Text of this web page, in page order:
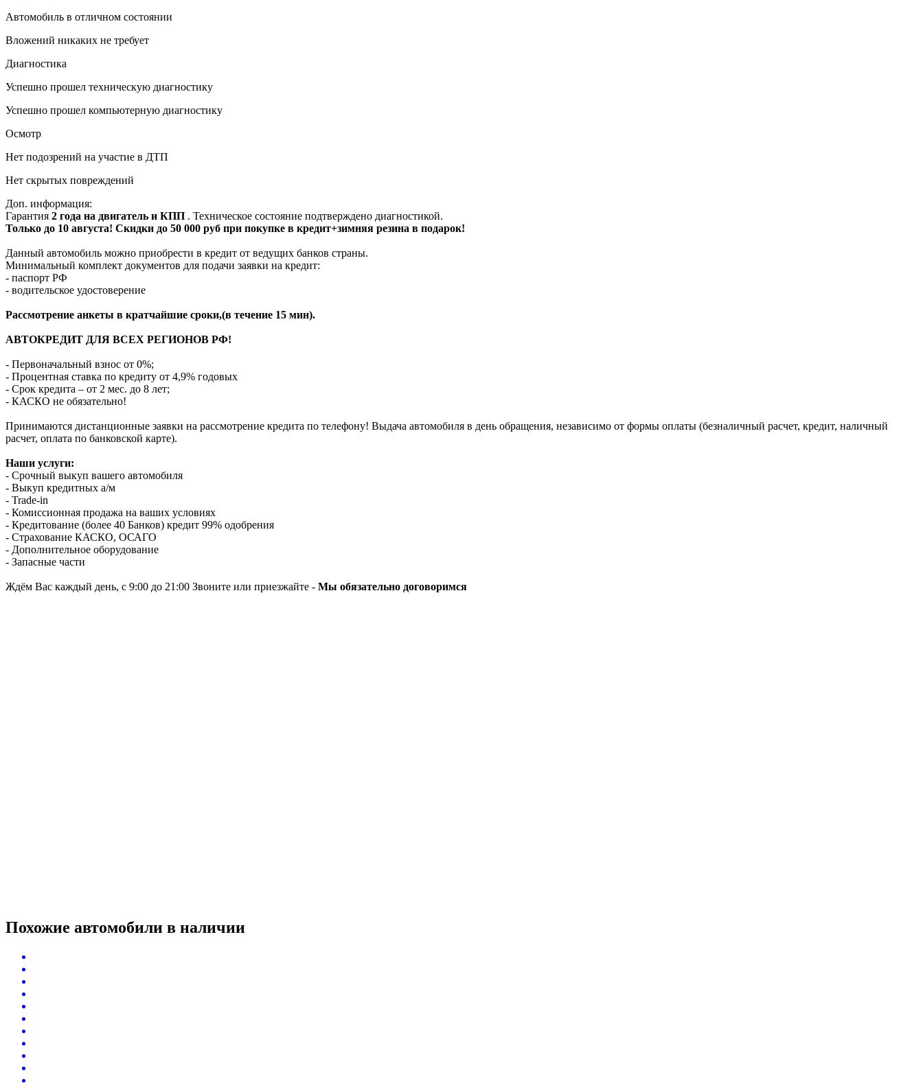
Автомобиль в отличном состоянии
Вложений никаких не требует
Диагностика
Успешно прошел техническую диагностику
Успешно прошел компьютерную диагностику
Осмотр
Нет подозрений на участие в ДТП
Нет скрытых повреждений
Доп. информация:
Гарантия 2 года на двигатель и КПП . Техническое состояние подтверждено диагностикой.
Только до 10 августа! Скидки до 50 000 руб при покупке в кредит+зимняя резина в подарок!
Данный автомобиль можно приобрести в кредит от ведущих банков страны.
Минимальный комплект документов для подачи заявки на кредит:
- паспорт РФ
- водительское удостоверение
Рассмотрение анкеты в кратчайшие сроки,(в течение 15 мин).
АВТОКРЕДИТ ДЛЯ ВСЕХ РЕГИОНОВ РФ!
- Первоначальный взнос от 0%;
- Процентная ставка по кредиту от 4,9% годовых
- Срок кредита – от 2 мес. до 8 лет;
- КАСКО не обязательно!
Принимаются дистанционные заявки на рассмотрение кредита по телефону! Выдача автомобиля в день обращения, независимо от формы оплаты (безналичный расчет, кредит, наличный
расчет, оплата по банковской карте).
Наши услуги:
- Срочный выкуп вашего автомобиля
- Выкуп кредитных а/м
- Trade-in
- Комиссионная продажа на ваших условиях
- Кредитование (более 40 Банков) кредит 99% одобрения
- Страхование КАСКО, ОСАГО
- Дополнительное оборудование
- Запасные части
Ждём Вас каждый день, с 9:00 до 21:00 Звоните или приезжайте - Мы обязательно договоримся
Похожие автомобили в наличии